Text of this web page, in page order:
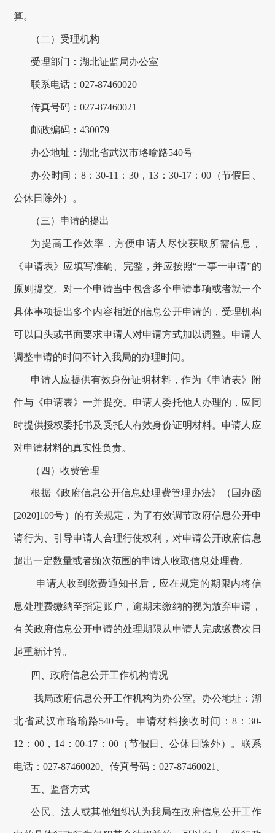
算。
（二）受理机构
受理部门：湖北证监局办公室
联系电话：027-87460020
传真号码：027-87460021
邮政编码：430079
办公地址：湖北省武汉市珞喻路540号
办公时间：8：30-11：30，13：30-17：00（节假日、
公休日除外）。
（三）申请的提出
为提高工作效率，方便申请人尽快获取所需信息，
《申请表》应填写准确、完整，并应按照“一事一申请”的
原则提交。对一个申请当中包含多个申请事项或者就一个
具体事项提出多个内容相近的信息公开申请的，受理机构
可以口头或书面要求申请人对申请方式加以调整。申请人
调整申请的时间不计入我局的办理时间。
申请人应提供有效身份证明材料，作为《申请表》附
件与《申请表》一并提交。申请人委托他人办理的，应同
时提供授权委托书及受托人有效身份证明材料。申请人应
对申请材料的真实性负责。
（四）收费管理
根据《政府信息公开信息处理费管理办法》（国办函
[2020]109号）的有关规定，为了有效调节政府信息公开申
请行为、引导申请人合理行使权利，对申请公开政府信息
超出一定数量或者频次范围的申请人收取信息处理费。
申请人收到缴费通知书后，应在规定的期限内将信
息处理费缴纳至指定账户，逾期未缴纳的视为放弃申请，
有关政府信息公开申请的处理期限从申请人完成缴费次日
起重新计算。
四、政府信息公开工作机构情况
我局政府信息公开工作机构为办公室。办公地址： 湖
北省武汉市珞瑜路540号。 申请材料接收 时间：8：30-
1 2 ： 00，14 ：00-17：00（节假日、公休日除外）。联系
电话：027-87460020。传真号码：027-87460021 。
五 、监督方式
公民、法人或其他组织认为我局在政府信息公开工作